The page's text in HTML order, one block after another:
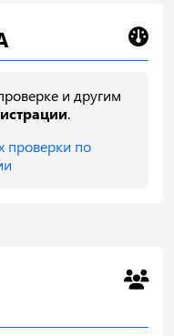
и другим
.
проверки по